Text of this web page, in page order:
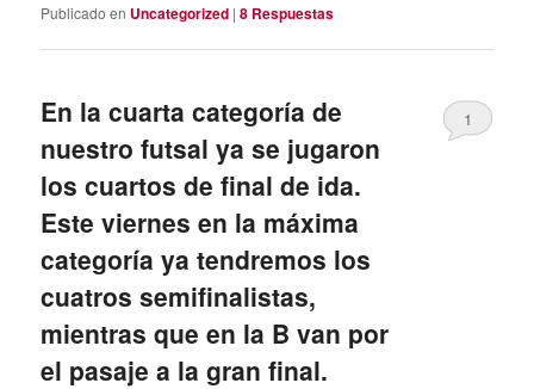
Publicado en Uncategorized |8 Respuestas
En la cuarta categoría de
nuestro futsal ya se jugaron
los cuartos de final de ida.
Este viernes en la máxima
categoría ya tendremos los
cuatros semifinalistas,
mientras que en la B van por
el pasaje a la gran final.
1